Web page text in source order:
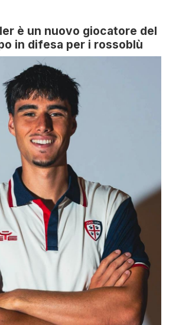
è un nuovo giocatore del
in difesa per i rossoblù